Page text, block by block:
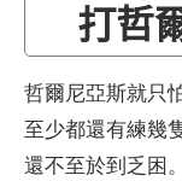
打哲
哲爾尼亞斯就只
至少都還有練幾
還不至於到乏困。